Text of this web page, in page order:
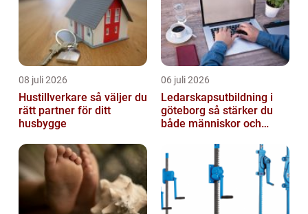
08 juli 2026
Hustillverkare så väljer du
rätt partner för ditt
husbygge
06 juli 2026
Ledarskapsutbildning i
göteborg så stärker du
både människor och